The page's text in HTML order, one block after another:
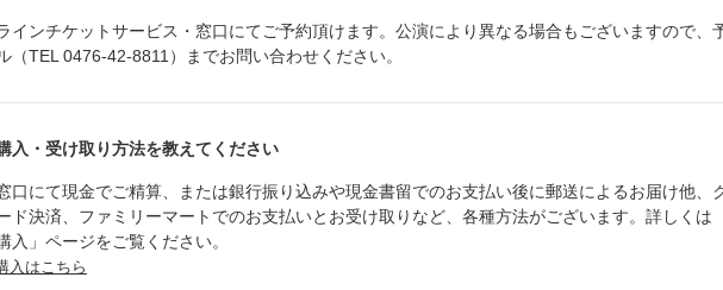
インチケットサービス・窓口にてご予約頂けます。公演により異なる場合もございますので、
（TEL 0476-42-8811）までお問い合わせください。
入・受け取り方法を教えてください
口にて現金でご精算、または銀行振り込みや現金書留でのお支払い後に郵送によるお届け他、
ド決済、ファミリーマートでのお支払いとお受け取りなど、各種方法がございます。詳しくは
入」ページをご覧ください。
入はこちら